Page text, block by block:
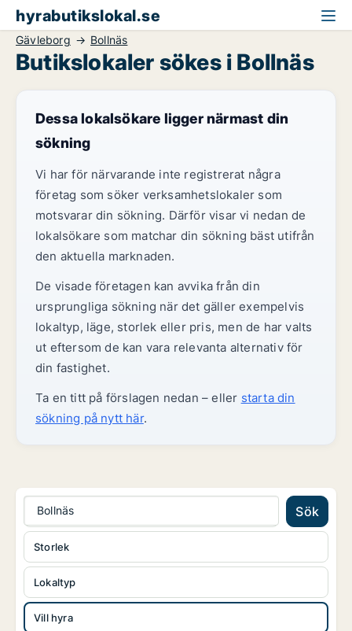
hyrabutikslokal.se
Gävleborg Bollnäs
Butikslokaler sökes i Bollnäs
Dessa lokalsökare ligger närmast din
sökning
Vi har för närvarande inte registrerat några
företag som söker verksamhetslokaler som
motsvarar din sökning. Därför visar vi nedan de
lokalsökare som matchar din sökning bäst utifrån
den aktuella marknaden.
De visade företagen kan avvika från din
ursprungliga sökning när det gäller exempelvis
lokaltyp, läge, storlek eller pris, men de har valts
ut eftersom de kan vara relevanta alternativ för
din fastighet.
Ta en titt på förslagen nedan – eller starta din
sökning på nytt här.
Bollnäs Sök
Lokaltyp
Vill hyra
Storlek